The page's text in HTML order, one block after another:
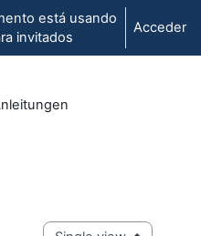
está usando
invitados
Acceder